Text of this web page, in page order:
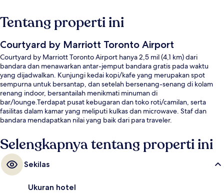
Tentang properti ini
Courtyard by Marriott Toronto Airport
Courtyard by Marriott Toronto Airport hanya 2,5 mil (4,1 km) dari
bandara dan menawarkan antar-jemput bandara gratis pada waktu
yang dijadwalkan. Kunjungi kedai kopi/kafe yang merupakan spot
sempurna untuk bersantap, dan setelah bersenang-senang di kolam
renang indoor, bersantailah menikmati minuman di
bar/lounge.Terdapat pusat kebugaran dan toko roti/camilan, serta
fasilitas dalam kamar yang meliputi kulkas dan microwave. Staf dan
bandara mendapatkan nilai yang baik dari para traveler.
Selengkapnya tentang properti ini
Sekilas
Ukuran hotel